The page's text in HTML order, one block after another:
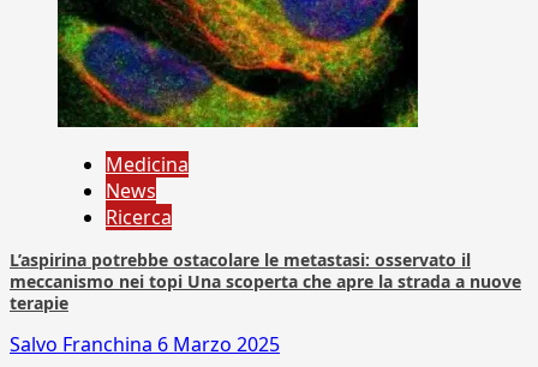
Medicina
News
Ricerca
L’aspirina potrebbe ostacolare le metastasi: osservato il
meccanismo nei topi Una scoperta che apre la strada a nuove
terapie
Salvo Franchina 6 Marzo 2025